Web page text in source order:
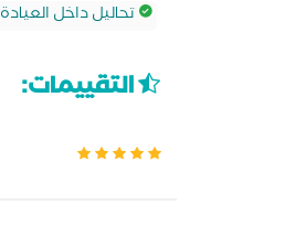
تحاليل داخل العيادة
التقييمات: